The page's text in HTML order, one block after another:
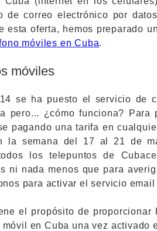
de correo electrónico por
esta oferta, hemos preparado
móviles en Cuba.
móviles
se ha puesto el servicio de
pero... ¿cómo funciona? Para
pagando una tarifa en
la semana del 17 al 21 de
los telepuntos de
ni nada menos que para
para activar el servicio
el propósito de proporcionar
en Cuba una vez activado